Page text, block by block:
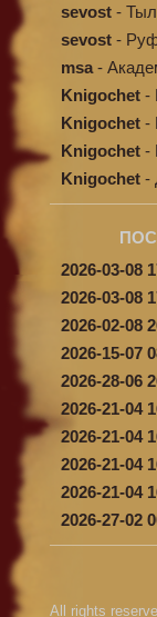
sevost -
ме...
sevost -
msa -
Knigochet -
Knigochet -
Knigochet -
Аркадий ...
Knigochet -
Дипломати...
2026-03-08
2026-03-08
доро...
2026-02-08
2026-15-07
Во...
2026-28-06
и...
2026-21-04
П...
2026-21-04
А.Н...
2026-21-04
Μηναίον...
2026-21-04
к...
2026-27-02
...
All rights